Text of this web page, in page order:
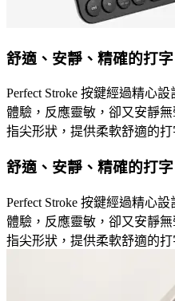
舒適、安靜、精確的打字
Perfect Stroke 按鍵經過精心
體驗，反應靈敏，卻又安靜
指尖形狀，提供柔軟舒適的打
舒適、安靜、精確的打字
Perfect Stroke 按鍵經過精心
體驗，反應靈敏，卻又安靜
指尖形狀，提供柔軟舒適的打